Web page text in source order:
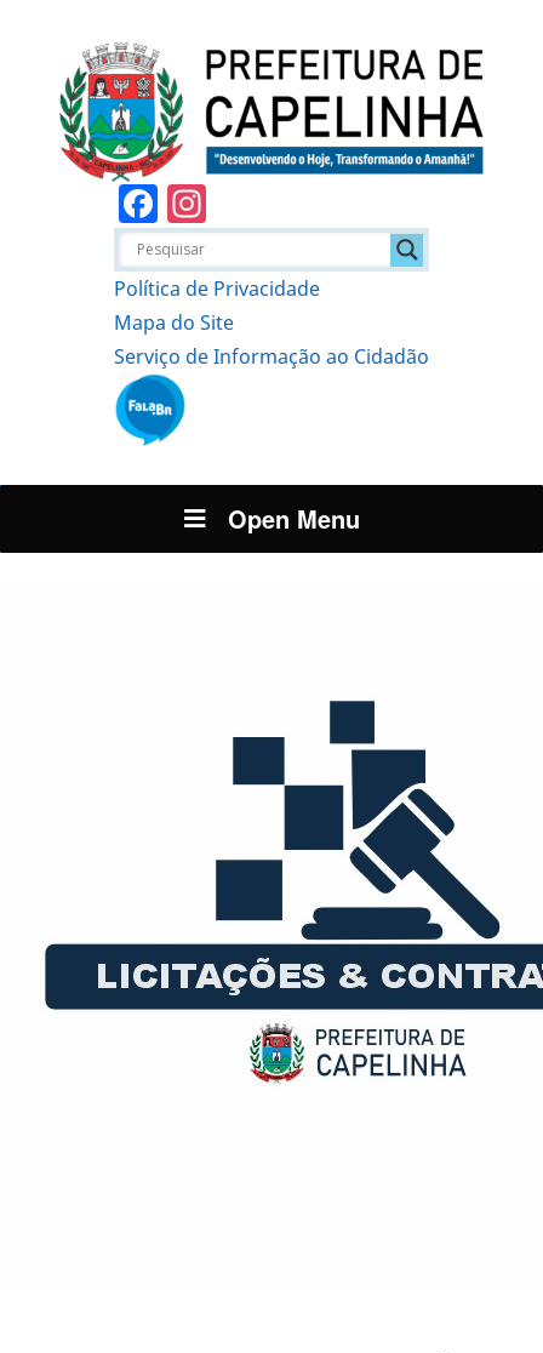
Facebook
Política de Privacidade
Mapa do Site
Serviço de Informação ao Cidadão
Open Menu